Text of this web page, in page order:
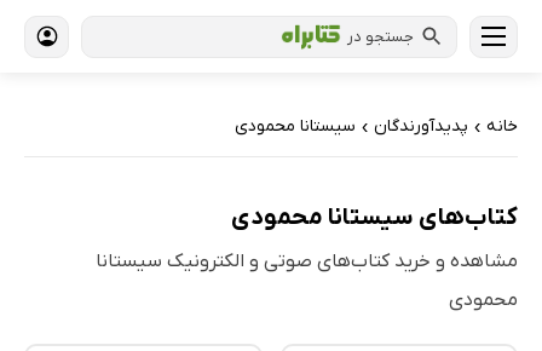
جستجو در
خانه › پدیدآورندگان › سیستانا محمودی
کتاب‌های سیستانا محمودی
مشاهده و خرید کتاب‌های صوتی و الکترونیک سیستانا
محمودی